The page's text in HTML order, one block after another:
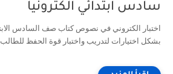
سادس ابتدائي الكترونياً
اختبار الكتروني في نصوص كتاب صف السادس
بشكل اختيارات لتدريب واختبار قوة الحفظ للطالب